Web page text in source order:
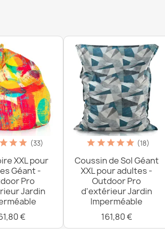
(33)
XXL pour
Géant -
Pro
Jardin
€
(18)
Coussin de Sol Géant
XXL pour adultes -
Outdoor Pro
d'extérieur Jardin
Imperméable
161,80 €